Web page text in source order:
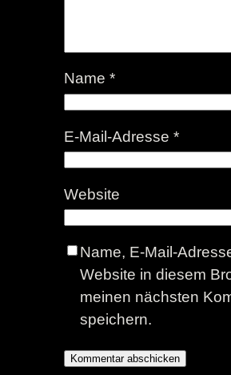
Name *
E-Mail-Adresse *
Website
Name, E-Mail-
Website in diesem
meinen nächsten
speichern.